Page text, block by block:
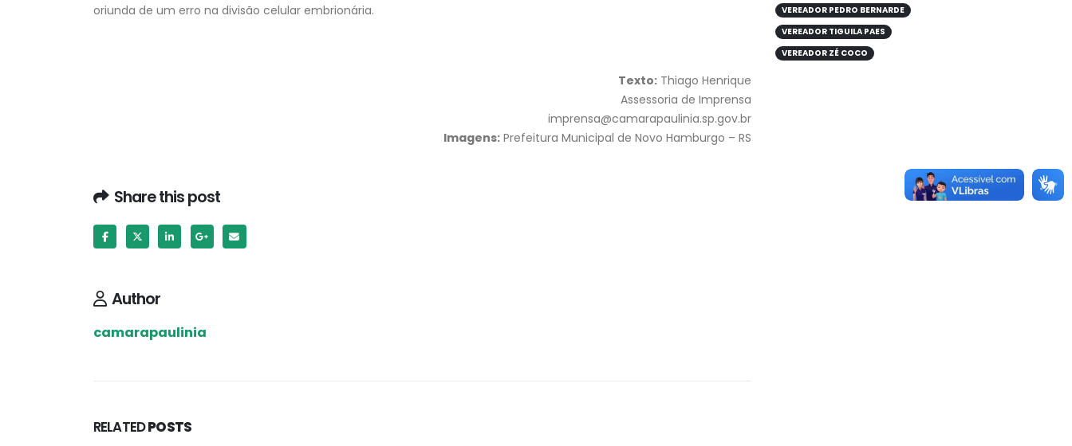
oriunda de um erro na divisão celular embrionária.
Texto: Thiago Henrique
Assessoria de Imprensa
imprensa@camarapaulinia.sp.gov.br
Imagens: Prefeitura Municipal de Novo Hamburgo – RS
Share this post
Author
camarapaulinia
RELATEDPOSTS
VEREADOR PEDRO BERNARDE
VEREADOR TIGUILA PAES
VEREADOR ZÉ COCO